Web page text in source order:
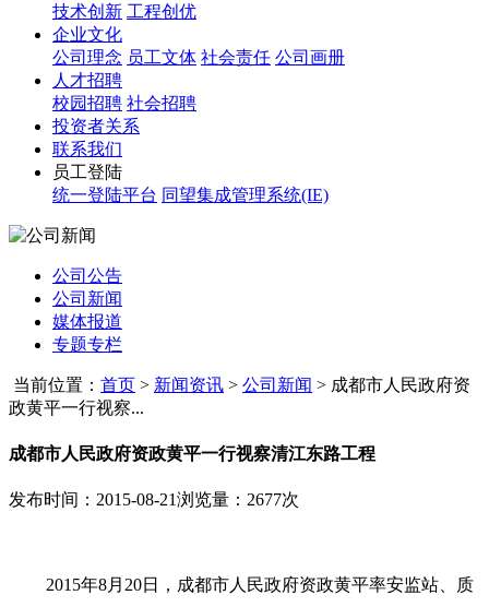
技术创新 工程创优
企业文化
公司理念 员工文体 社会责任 公司画册
人才招聘
校园招聘 社会招聘
投资者关系
联系我们
员工登陆
统一登陆平台 同望集成管理系统(IE)
公司公告
公司新闻
媒体报道
专题专栏
当前位置： 首页 > 新闻资讯 > 公司新闻 > 成都市人民政府资
政黄平一行视察...
成都市人民政府资政黄平一行视察清江东路工程
发布时间：2015-08-21浏览量：2677次
2015年8月20日，成都市人民政府资政黄平率安监站、质